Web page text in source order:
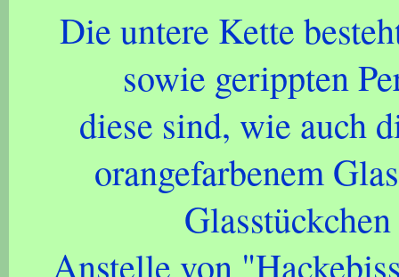
Die untere Kette
sowie gerippten
diese sind, wie auch
orangefarbenem
Anstelle von